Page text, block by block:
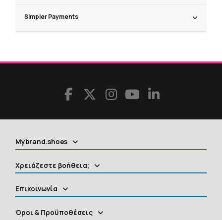
Simpler Payments
Mybrand.shoes
Χρειάζεστε βοήθεια;
Επικοινωνία
Όροι & Προϋποθέσεις